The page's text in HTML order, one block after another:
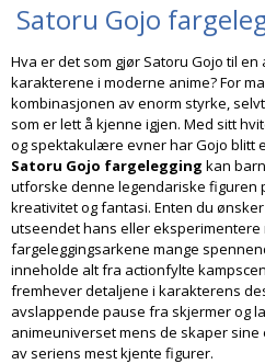
Satoru Gojo
Hva er det som gjør Satoru Gojo til
karakterene i moderne anime? For
kombinasjonen av enorm styrke,
som er lett å kjenne igjen. Med sitt
og spektakulære evner har Gojo blitt
Satoru Gojo fargelegging kan
utforske denne legendariske figuren
kreativitet og fantasi. Enten du
utseendet hans eller eksperimentere
fargeleggingsarkene mange
inneholde alt fra actionfylte
fremhever detaljene i karakterens
avslappende pause fra skjermer og
animeuniverset mens de skaper
av seriens mest kjente figurer.